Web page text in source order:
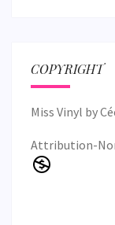
COPYRIGHT
Miss Vinyl by
Attribution-